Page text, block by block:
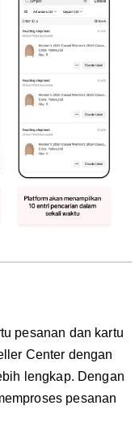
pesanan dan kartu
Center dengan
lengkap. Dengan
pesanan